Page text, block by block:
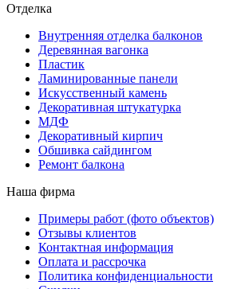
Отделка
Внутренняя отделка балконов
Деревянная вагонка
Пластик
Ламинированные панели
Искусственный камень
Декоративная штукатурка
МДФ
Декоративный кирпич
Обшивка сайдингом
Ремонт балкона
Наша фирма
Примеры работ (фото объектов)
Отзывы клиентов
Контактная информация
Оплата и рассрочка
Политика конфиденциальности